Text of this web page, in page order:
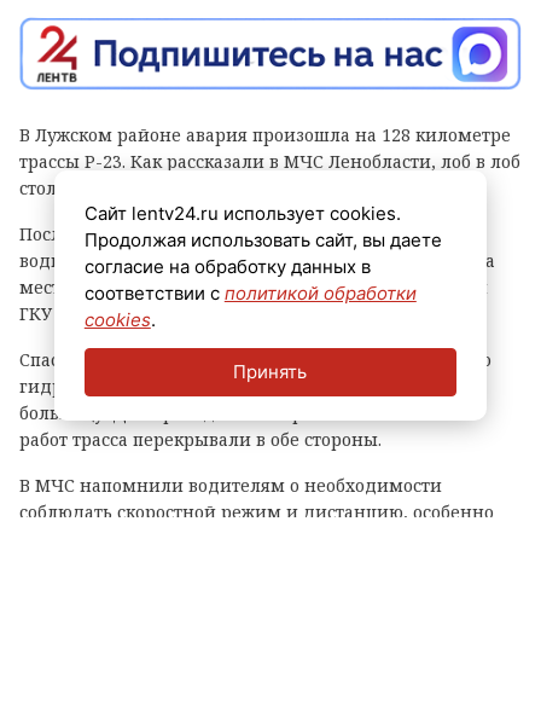
В Лужском районе авария произошла на 128 километре
трассы Р-23. Как рассказали в МЧС Ленобласти, лоб в лоб
столкнулись легковушка и микроавтобус Fiat.
Последний опрокинулся набок, в результате чего
водитель оказался зажат в транспортном средстве. На
место выезжал личный состав 135-й пожарной части
ГКУ «Леноблпожспас».
Спасатели деблокировали пострадавшего с помощью
гидравлического инструмента. Его доставили в
больницу. Для проведения аварийно-спасательных
работ трасса перекрывали в обе стороны.
В МЧС напомнили водителям о необходимости
соблюдать скоростной режим и дистанцию, особенно
Сайт lentv24.ru использует cookies.
Продолжая использовать сайт, вы даете
согласие на обработку данных в
соответствии с политикой обработки
cookies.
Принять